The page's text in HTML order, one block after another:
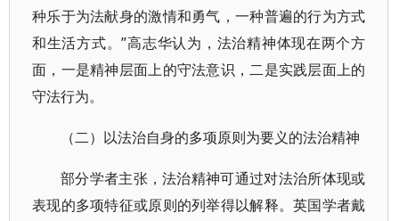
种乐于为法献身的激情和勇气，一种普遍的行为方式
和生活方式。”高志华认为，法治精神体现在两个方
面，一是精神层面上的守法意识，二是实践层面上的
守法行为。
（二）以法治自身的多项原则为要义的法治精神
部分学者主张，法治精神可通过对法治所体现或
表现的多项特征或原则的列举得以解释。英国学者戴